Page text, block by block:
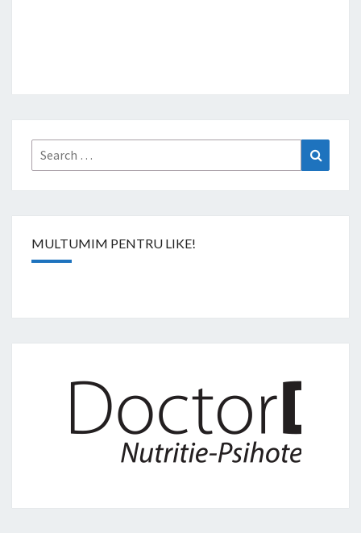
Search
for:
MULTUMIM PENTRU LIKE!